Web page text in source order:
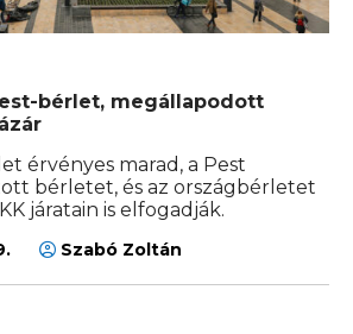
bérlet, megállapodott
érvényes marad, a Pest
bérletet, és az országbérletet
járatain is elfogadják.
Szabó Zoltán